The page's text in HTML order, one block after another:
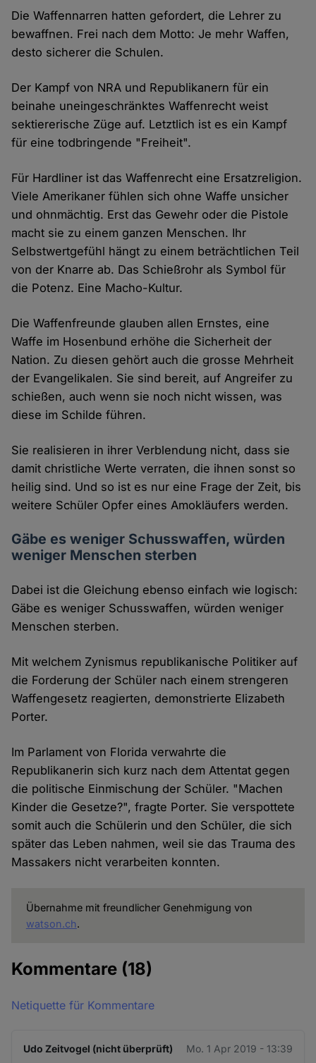
Die Waffennarren hatten gefordert, die Lehrer zu
bewaffnen. Frei nach dem Motto: Je mehr Waffen,
desto sicherer die Schulen.
Der Kampf von NRA und Republikanern für ein
beinahe uneingeschränktes Waffenrecht weist
sektiererische Züge auf. Letztlich ist es ein Kampf
für eine todbringende "Freiheit".
Für Hardliner ist das Waffenrecht eine Ersatzreligion.
Viele Amerikaner fühlen sich ohne Waffe unsicher
und ohnmächtig. Erst das Gewehr oder die Pistole
macht sie zu einem ganzen Menschen. Ihr
Selbstwertgefühl hängt zu einem beträchtlichen Teil
von der Knarre ab. Das Schießrohr als Symbol für
die Potenz. Eine Macho-Kultur.
Die Waffenfreunde glauben allen Ernstes, eine
Waffe im Hosenbund erhöhe die Sicherheit der
Nation. Zu diesen gehört auch die grosse Mehrheit
der Evangelikalen. Sie sind bereit, auf Angreifer zu
schießen, auch wenn sie noch nicht wissen, was
diese im Schilde führen.
Sie realisieren in ihrer Verblendung nicht, dass sie
damit christliche Werte verraten, die ihnen sonst so
heilig sind. Und so ist es nur eine Frage der Zeit, bis
weitere Schüler Opfer eines Amokläufers werden.
Gäbe es weniger Schusswaffen, würden
weniger Menschen sterben
Dabei ist die Gleichung ebenso einfach wie logisch:
Gäbe es weniger Schusswaffen, würden weniger
Menschen sterben.
Mit welchem Zynismus republikanische Politiker auf
die Forderung der Schüler nach einem strengeren
Waffengesetz reagierten, demonstrierte Elizabeth
Porter.
Im Parlament von Florida verwahrte die
Republikanerin sich kurz nach dem Attentat gegen
die politische Einmischung der Schüler. "Machen
Kinder die Gesetze?", fragte Porter. Sie verspottete
somit auch die Schülerin und den Schüler, die sich
später das Leben nahmen, weil sie das Trauma des
Massakers nicht verarbeiten konnten.
Übernahme mit freundlicher Genehmigung von
watson.ch.
Kommentare (18)
Netiquette für Kommentare
Udo Zeitvogel (nicht überprüft) Mo. 1 Apr 2019 - 13:39